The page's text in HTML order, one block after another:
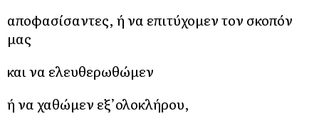
αποφασίσαντες, ή να επιτύχομεν τον σκοπόν
μας
και να ελευθερωθώμεν
ή να χαθώμεν εξ’ολοκλήρου,